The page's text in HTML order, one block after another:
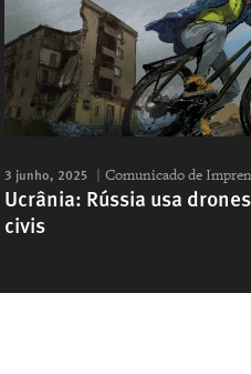
3 junho, 2025 Comunicado de
Ucrânia: Rússia usa
civis